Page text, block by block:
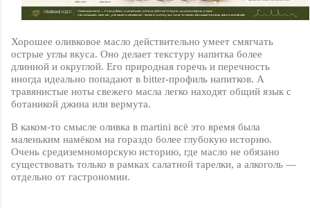
Хорошее оливковое масло действительно умеет смягчать
острые углы вкуса. Оно делает текстуру напитка более
длинной и округлой. Его природная горечь и перечность
иногда идеально попадают в bitter-профиль напитков. А
травянистые ноты свежего масла легко находят общий язык с
ботаникой джина или вермута.
В каком-то смысле оливка в martini всё это время была
маленьким намёком на гораздо более глубокую историю.
Очень средиземноморскую историю, где масло не обязано
существовать только в рамках салатной тарелки, а алкоголь —
отдельно от гастрономии.